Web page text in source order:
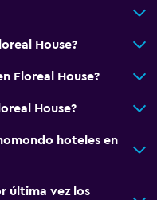
House?
Floreal House?
House?
hoteles en
última vez los